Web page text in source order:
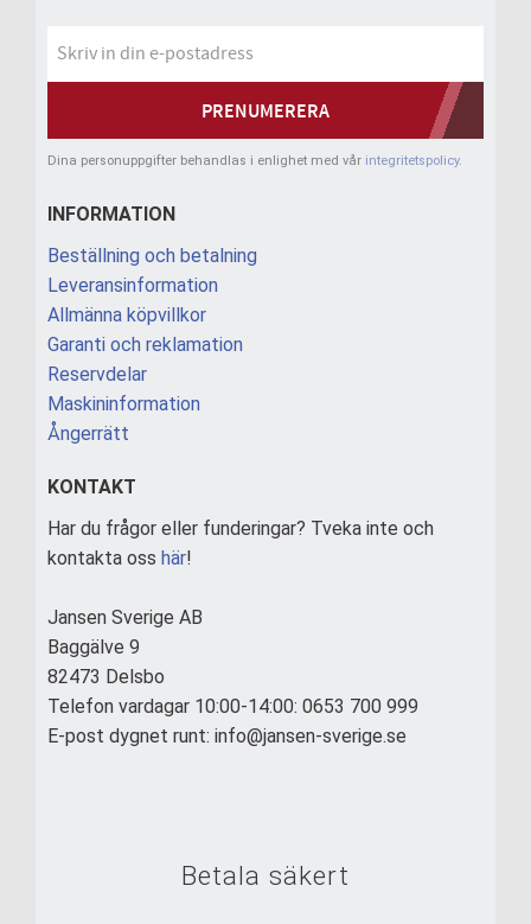
PRENUMERERA
Dina personuppgifter behandlas i enlighet med vår integritetspolicy.
INFORMATION
Beställning och betalning
Leveransinformation
Allmänna köpvillkor
Garanti och reklamation
Reservdelar
Maskininformation
Ångerrätt
KONTAKT
Har du frågor eller funderingar? Tveka inte och
kontakta oss här!
Jansen Sverige AB
Baggälve 9
82473 Delsbo
Telefon vardagar 10:00-14:00: 0653 700 999
E-post dygnet runt: info@jansen-sverige.se
Betala säkert